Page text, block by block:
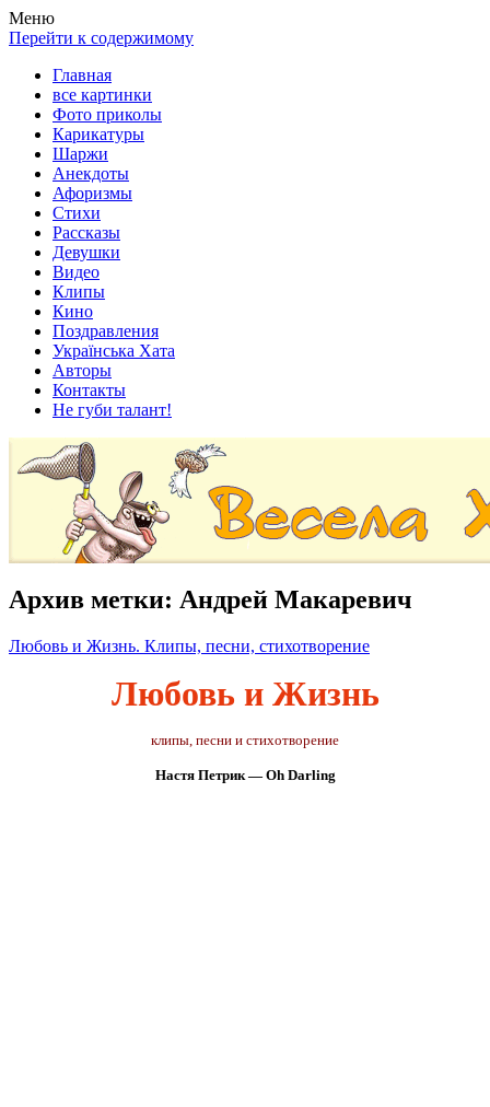
Весела хата — прикольные картинки, смешные истории,
клипы!
Покажем всем ваши фото приколы, карикатуры, шаржи, стихи,
рассказы, видео и песни!
Меню
Перейти к содержимому
Главная
все картинки
Фото приколы
Карикатуры
Шаржи
Анекдоты
Афоризмы
Стихи
Рассказы
Девушки
Видео
Клипы
Кино
Поздравления
Українська Хата
Авторы
Контакты
Не губи талант!
Архив метки: Андрей Макаревич
Любовь и Жизнь. Клипы, песни, стихотворение
Любовь и Жизнь
клипы, песни и стихотворение
Настя Петрик — Oh Darling